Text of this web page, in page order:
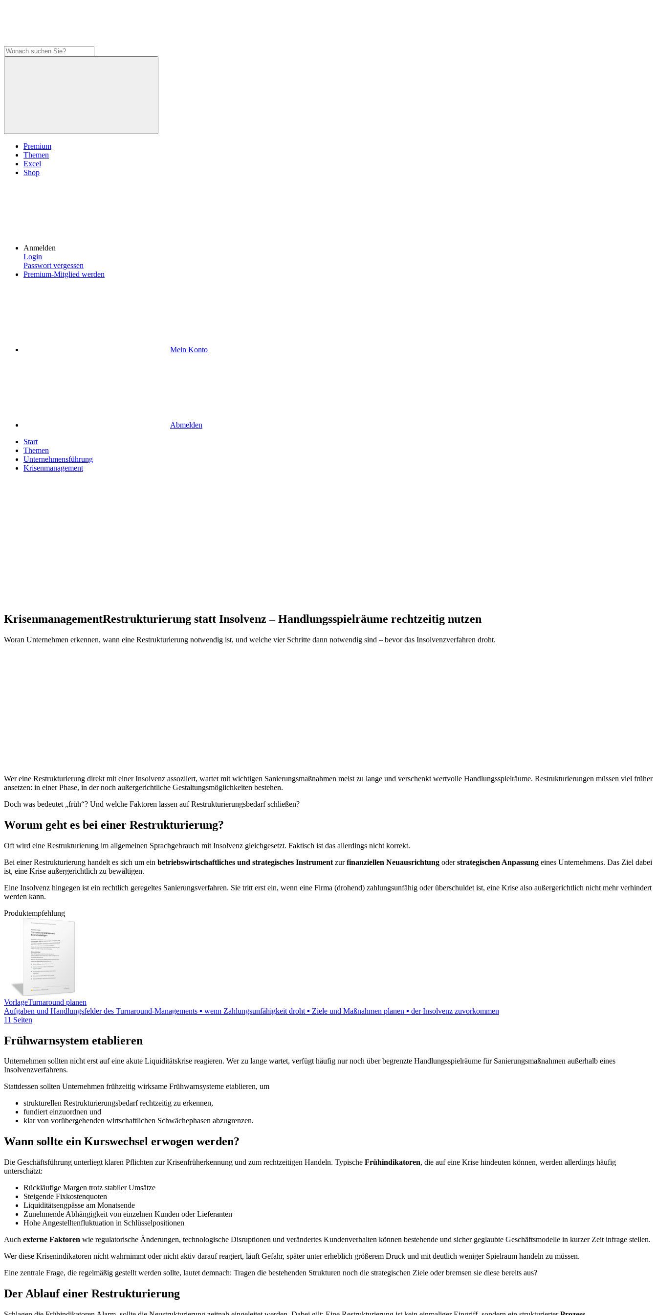
Premium
Themen
Excel
Shop
Anmelden
Login
Passwort vergessen
Premium-Mitglied werden
Mein Konto
Abmelden
Start
Themen
Unternehmensführung
Krisenmanagement
KrisenmanagementRestrukturierung statt Insolvenz – Handlungsspielräume rechtzeitig nutzen
Woran Unternehmen erkennen, wann eine Restrukturierung notwendig ist, und welche vier Schritte dann notwendig sind – bevor das Insolvenzverfahren droht.
Wer eine Restrukturierung direkt mit einer Insolvenz assoziiert, wartet mit wichtigen Sanierungsmaßnahmen meist zu lange und verschenkt wertvolle Handlungsspielräume. Restrukturierungen müssen viel früher
ansetzen: in einer Phase, in der noch außergerichtliche Gestaltungsmöglichkeiten bestehen.
Doch was bedeutet „früh“? Und welche Faktoren lassen auf Restrukturierungsbedarf schließen?
Worum geht es bei einer Restrukturierung?
Oft wird eine Restrukturierung im allgemeinen Sprachgebrauch mit Insolvenz gleichgesetzt. Faktisch ist das allerdings nicht korrekt.
Bei einer Restrukturierung handelt es sich um ein betriebswirtschaftliches und strategisches Instrument zurfinanziellen Neuausrichtung oderstrategischen Anpassung eines Unternehmens. Das Ziel dabei
ist, eine Krise außergerichtlich zu bewältigen.
Eine Insolvenz hingegen ist ein rechtlich geregeltes Sanierungsverfahren. Sie tritt erst ein, wenn eine Firma (drohend) zahlungsunfähig oder überschuldet ist, eine Krise also außergerichtlich nicht mehr verhindert
werden kann.
Produktempfehlung
VorlageTurnaround planen
Aufgaben und Handlungsfelder des Turnaround-Managements ▪ wenn Zahlungsunfähigkeit droht ▪ Ziele und Maßnahmen planen ▪ der Insolvenz zuvorkommen
11 Seiten
Frühwarnsystem etablieren
Unternehmen sollten nicht erst auf eine akute Liquiditätskrise reagieren. Wer zu lange wartet, verfügt häufig nur noch über begrenzte Handlungsspielräume für Sanierungsmaßnahmen außerhalb eines
Insolvenzverfahrens.
Stattdessen sollten Unternehmen frühzeitig wirksame Frühwarnsysteme etablieren, um
strukturellen Restrukturierungsbedarf rechtzeitig zu erkennen,
fundiert einzuordnen und
klar von vorübergehenden wirtschaftlichen Schwächephasen abzugrenzen.
Wann sollte ein Kurswechsel erwogen werden?
Die Geschäftsführung unterliegt klaren Pflichten zur Krisenfrüherkennung und zum rechtzeitigen Handeln. Typische Frühindikatoren, die auf eine Krise hindeuten können, werden allerdings häufig
unterschätzt:
Rückläufige Margen trotz stabiler Umsätze
Steigende Fixkostenquoten
Liquiditätsengpässe am Monatsende
Zunehmende Abhängigkeit von einzelnen Kunden oder Lieferanten
Hohe Angestelltenfluktuation in Schlüsselpositionen
Auch externe Faktoren wie regulatorische Änderungen, technologische Disruptionen und verändertes Kundenverhalten können bestehende und sicher geglaubte Geschäftsmodelle in kurzer Zeit infrage stellen.
Wer diese Krisenindikatoren nicht wahrnimmt oder nicht aktiv darauf reagiert, läuft Gefahr, später unter erheblich größerem Druck und mit deutlich weniger Spielraum handeln zu müssen.
Eine zentrale Frage, die regelmäßig gestellt werden sollte, lautet demnach: Tragen die bestehenden Strukturen noch die strategischen Ziele oder bremsen sie diese bereits aus?
Der Ablauf einer Restrukturierung